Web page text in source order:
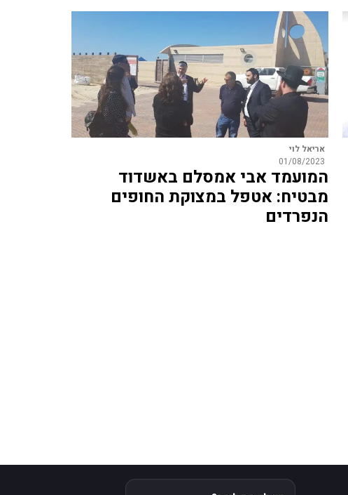
אריאל לוי
01/08/2023
המועמד אבי אמסלם באשדוד
מבטיח: אטפל במצוקת החופים
הנפרדים